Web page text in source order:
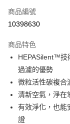
合作金庫商業銀行
上海商業儲蓄銀行
臺灣中小企業銀行
匯豐（台灣）商業
聯邦商業銀行
元大商業銀行
玉山商業銀行
台灣樂天信用卡公
合作金庫商業銀行
上海商業儲蓄銀行
國泰世華商業銀行
匯豐（台灣）商業
聯邦商業銀行
元大商業銀行
玉山商業銀行
台新國際商業銀行
即享券
LINE Pay
Apple Pay
街口支付
Google Pay
大哥付你分期
商品編號
10398630
商品特色
HEPASilent™技
過濾的優勢
微粒活性碳複合
清新空氣，淨在
有效淨化，也能
證